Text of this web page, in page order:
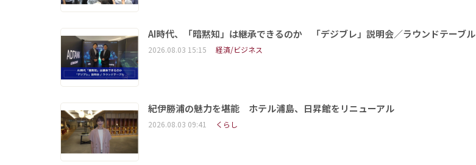
AI時代、「暗黙知」は継承できるのか 「デジブレ」説明会／ラウンドテーブル
2026.08.03 15:15 経済/ビジネス
紀伊勝浦の魅力を堪能 ホテル浦島、日昇館をリニューアル
2026.08.03 09:41 くらし